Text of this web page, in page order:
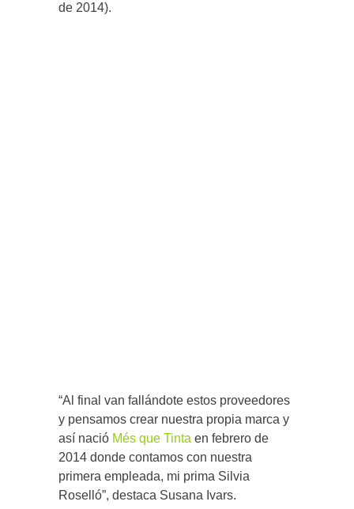
de 2014).
“Al final van fallándote estos proveedores
y pensamos crear nuestra propia marca y
así nació Més que Tinta en febrero de
2014 donde contamos con nuestra
primera empleada, mi prima Silvia
Roselló”, destaca Susana Ivars.